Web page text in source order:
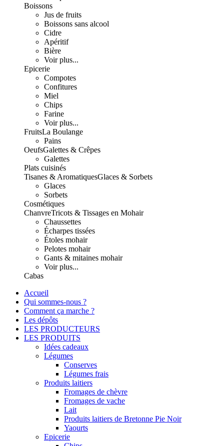
Boissons
Jus de fruits
Boissons sans alcool
Cidre
Apéritif
Bière
Voir plus...
Epicerie
Compotes
Confitures
Miel
Chips
Farine
Voir plus...
FruitsLa Boulange
Pains
OeufsGalettes & Crêpes
Galettes
Plats cuisinés
Tisanes & AromatiquesGlaces & Sorbets
Glaces
Sorbets
Cosmétiques
ChanvreTricots & Tissages en Mohair
Chaussettes
Écharpes tissées
Étoles mohair
Pelotes mohair
Gants & mitaines mohair
Voir plus...
Cabas
Accueil
Qui sommes-nous ?
Comment ça marche ?
Les dépôts
LES PRODUCTEURS
LES PRODUITS
Idées cadeaux
Légumes
Conserves
Légumes frais
Produits laitiers
Fromages de chèvre
Fromages de vache
Lait
Produits laitiers de Bretonne Pie Noir
Yaourts
Epicerie